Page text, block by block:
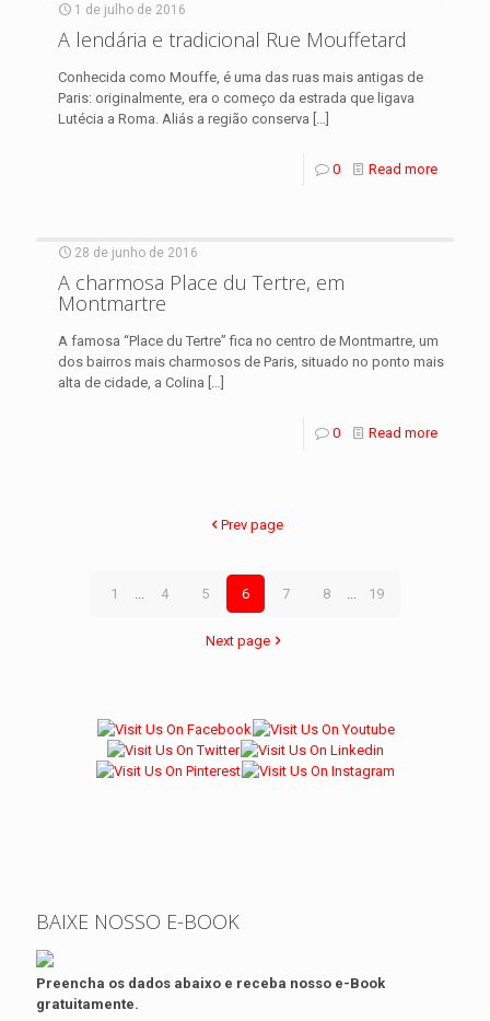
1 de julho de 2016
A lendária e tradicional Rue Mouffetard
Conhecida como Mouffe, é uma das ruas mais antigas de
Paris: originalmente, era o começo da estrada que ligava
Lutécia a Roma. Aliás a região conserva […]
0 Read more
28 de junho de 2016
A charmosa Place du Tertre, em
Montmartre
A famosa “Place du Tertre” fica no centro de Montmartre, um
dos bairros mais charmosos de Paris, situado no ponto mais
alta de cidade, a Colina […]
0 Read more
Prev page
1 4 5 6 7 8 19
Next page
BAIXE NOSSO E-BOOK
Preencha os dados abaixo e receba nosso e-Book
gratuitamente.